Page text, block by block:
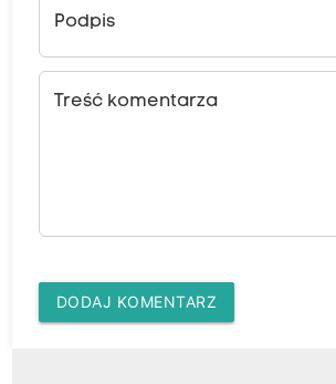
Podpis
Treść komentarza
DODAJ KOMENTARZ